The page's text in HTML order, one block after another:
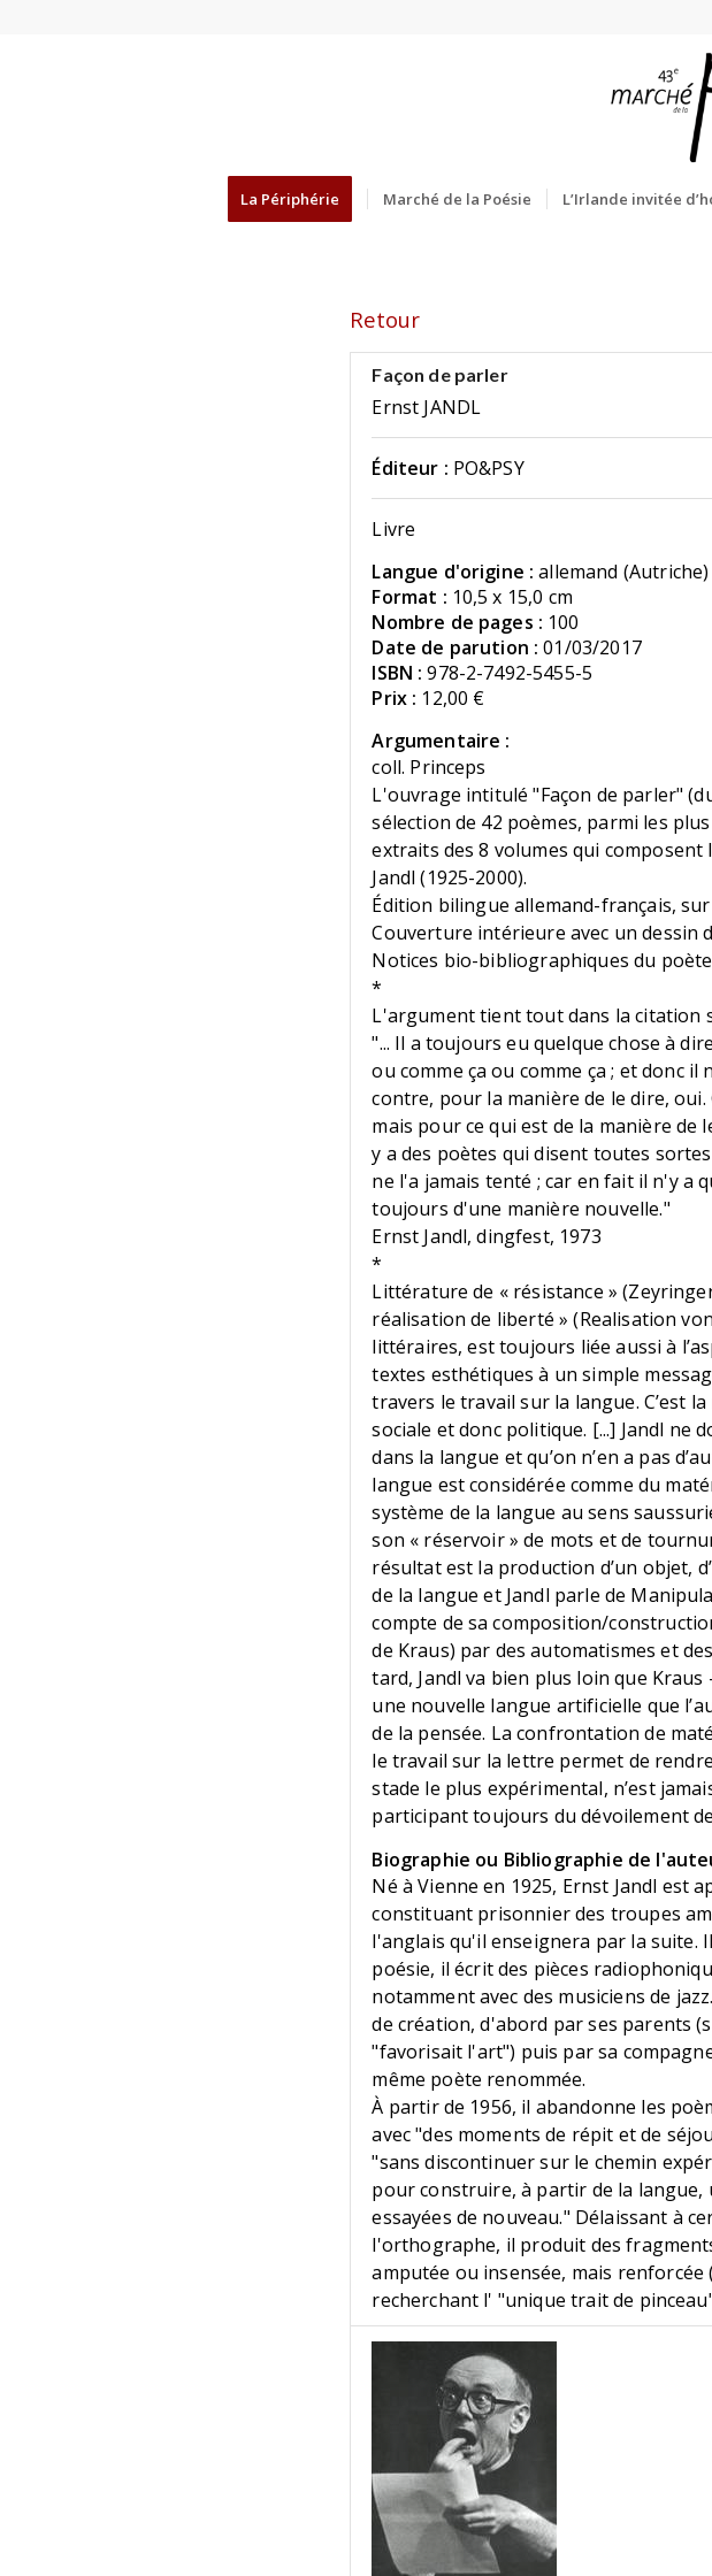
La Périphérie Marché de la Poésie L’Irlande invitée
Retour
Façon de parler
Ernst JANDL
Éditeur : PO&PSY
Livre
Langue d'origine : allemand (Autriche)
Format : 10,5 x 15,0 cm
Nombre de pages : 100
Date de parution : 01/03/2017
ISBN : 978-2-7492-5455-5
Prix : 12,00 €
Argumentaire :
coll. Princeps
L'ouvrage intitulé "Façon de parler"
sélection de 42 poèmes, parmi les
extraits des 8 volumes qui
Jandl (1925-2000).
Édition bilingue allemand-français,
Couverture intérieure avec un dessin
Notices bio-bibliographiques du
*
L'argument tient tout dans la citation
"... Il a toujours eu quelque chose à
ou comme ça ou comme ça ; et donc
contre, pour la manière de le dire,
mais pour ce qui est de la manière
y a des poètes qui disent toutes
ne l'a jamais tenté ; car en fait il n'y a
toujours d'une manière nouvelle."
Ernst Jandl, dingfest, 1973
*
Littérature de « résistance »
réalisation de liberté » (Realisation
littéraires, est toujours liée aussi à
textes esthétiques à un simple
travers le travail sur la langue. C’est
sociale et donc politique. [...] Jandl ne
dans la langue et qu’on n’en a pas
langue est considérée comme du
système de la langue au sens
son « réservoir » de mots et de
résultat est la production d’un objet,
de la langue et Jandl parle de
compte de sa composition/
de Kraus) par des automatismes et
tard, Jandl va bien plus loin que
une nouvelle langue artificielle que
de la pensée. La confrontation de
le travail sur la lettre permet de
stade le plus expérimental, n’est
participant toujours du dévoilement
Biographie ou Bibliographie de
Né à Vienne en 1925, Ernst Jandl est
constituant prisonnier des troupes
l'anglais qu'il enseignera par la suite.
poésie, il écrit des pièces
notamment avec des musiciens de
de création, d'abord par ses parents
"favorisait l'art") puis par sa
même poète renommée.
À partir de 1956, il abandonne les
avec "des moments de répit et de
"sans discontinuer sur le chemin
pour construire, à partir de la
essayées de nouveau." Délaissant à
l'orthographe, il produit des
amputée ou insensée, mais
recherchant l' "unique trait de